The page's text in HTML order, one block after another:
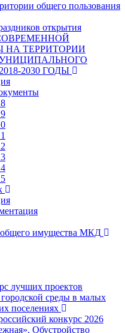
общего пользования
открытия
НА ТЕРРИТОРИИ
2030 ГОДЫ
имущества МКД
лучших проектов
среды в малых
поселениях
конкурс 2026
Обустройство